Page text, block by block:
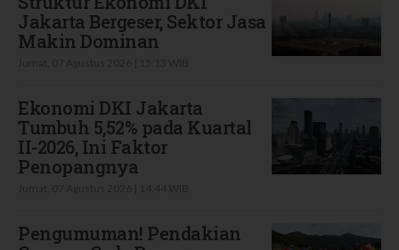
Jakarta Bergeser, Sektor Jasa
Makin Dominan
Ekonomi DKI Jakarta
Tumbuh 5,52% pada Kuartal
II-2026, Ini Faktor
Penopangnya
Pengumuman! Pendakian